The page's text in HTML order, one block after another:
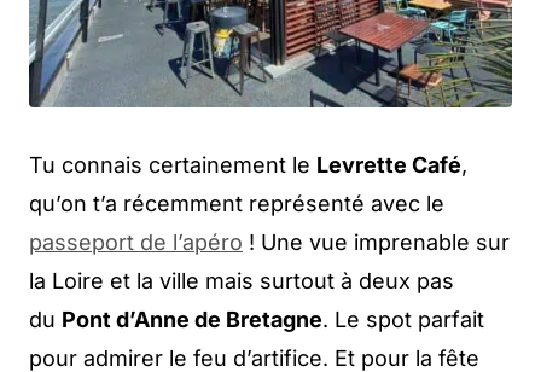
Tu connais certainement le Levrette Café,
qu’on t’a récemment représenté avec le
passeport de l’apéro ! Une vue imprenable sur
la Loire et la ville mais surtout à deux pas
du Pont d’Anne de Bretagne. Le spot parfait
pour admirer le feu d’artifice. Et pour la fête